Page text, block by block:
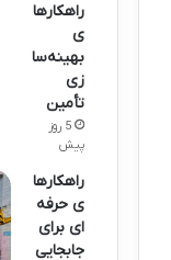
راهکارها
ی
بهینه‌سا
زی
تأمین
5 روز
پیش
راهکارها
ی حرفه
ای برای
جابجایی